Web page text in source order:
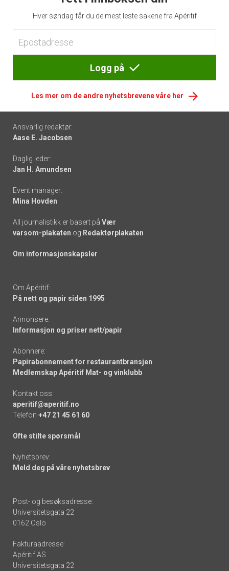
Hver søndag får du de mest leste sakene fra Apéritif
Logg på
Les mer om de andre nyhetsbrevene våre her
Footer
-
links
Ansvarlig redaktør:
Aase E. Jacobsen
Daglig leder:
Jan H. Amundsen
Event manager:
Mina Hovden
All journalistikk er basert på Vær
varsom-plakaten og Redaktørplakaten
Om informasjonskapsler
Om Apéritif:
På nett og papir siden 1995
Annonsere:
Informasjon og priser nett/papir
Abonnere:
Papirabonnement for restaurantbransjen
Medlemskap Apéritif Mat- og vinklubb
Kontakt oss:
aperitif@aperitif.no
Telefon +47 21 45 61 60
Ofte stilte spørsmål
Nyhetsbrev:
Meld deg på våre nyhetsbrev
Post- og besøksadresse:
Universitetsgata 22
0162 Oslo
Fakturaadresse:
Apéritif AS
Universitetsgata 22